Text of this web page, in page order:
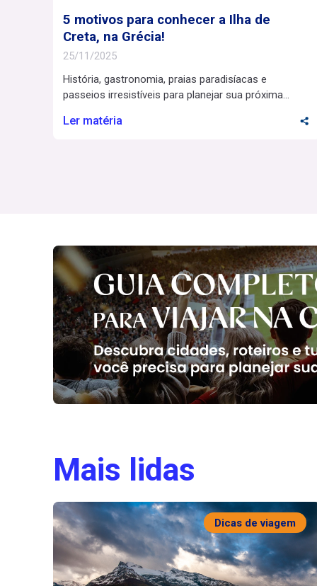
5 motivos para conhecer a Ilha de
Creta, na Grécia!
25/11/2025
História, gastronomia, praias paradisíacas e
passeios irresistíveis para planejar sua próxima
sai de moda, né? Com todo seu charme histórico,
Ler matéria
Mais lidas
Dicas de viagem